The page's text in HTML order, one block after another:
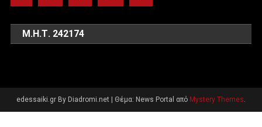
Μ.Η.Τ. 242174
edessaiki.gr By Diadromi.net Θέμα: News Portal από Mystery Themes.